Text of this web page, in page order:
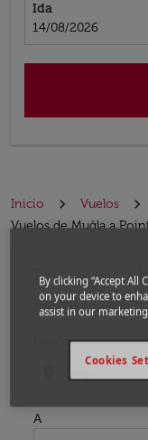
Ida
fc-booking-
14/08/2026
Inicio Vuelos
Vuelos de Muğla a
Encuentre
vuelo
Desde
A
Por favor,
By clicking “Accept All
on your device to
assist in our
Cookies